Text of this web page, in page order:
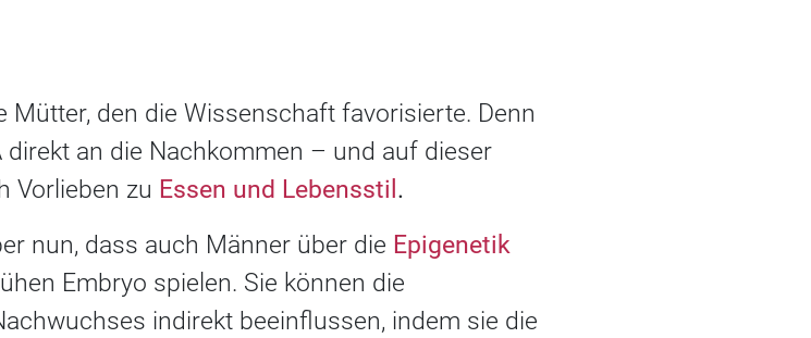
Mütter, den die Wissenschaft favorisierte. Denn
an die Nachkommen – und auf dieser
Vorlieben zu Essen und Lebensstil .
nun, dass auch Männer über die Epigenetik
Embryo spielen. Sie können die
indirekt beeinflussen, indem sie die